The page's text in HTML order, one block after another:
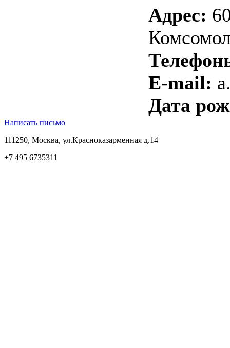
Адрес:
E-mail:
Дата
Написать письмо
111250, Москва, ул.Красноказарменная д.14
+7 495 6735311